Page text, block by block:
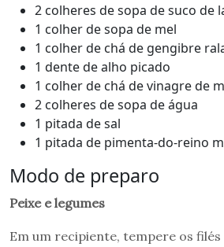
2 colheres de sopa de suco de
1 colher de sopa de mel
1 colher de chá de gengibre
1 dente de alho picado
1 colher de chá de vinagre de
2 colheres de sopa de água
1 pitada de sal
1 pitada de pimenta-do-reino
Modo de preparo
Peixe e legumes
Em um recipiente, tempere os filés